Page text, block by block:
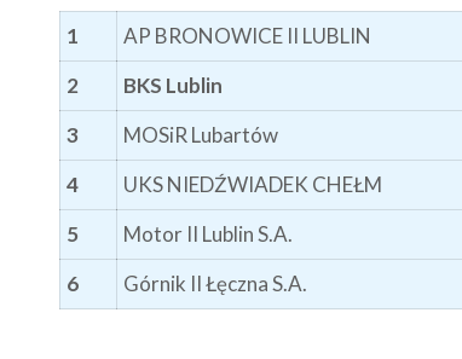
1 AP BRONOWICE II LUBLIN
2
BKS Lublin
3
MOSiR Lubartów
4
UKS NIEDŹWIADEK CHEŁM
5
Motor II Lublin S.A.
6
Górnik II Łęczna S.A.